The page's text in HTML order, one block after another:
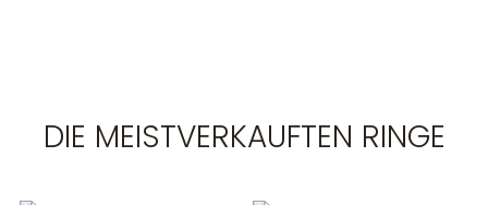
DIE MEISTVERKAUFTEN RINGE